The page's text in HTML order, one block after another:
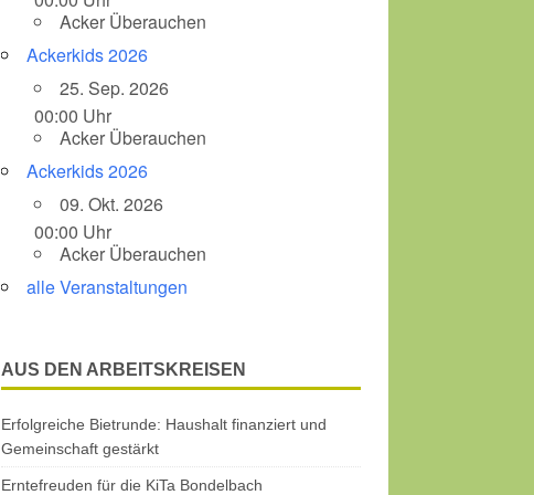
Acker Überauchen
Ackerkids 2026
25. Sep. 2026
00:00 Uhr
Acker Überauchen
Ackerkids 2026
09. Okt. 2026
00:00 Uhr
Acker Überauchen
alle Veranstaltungen
AUS DEN ARBEITSKREISEN
Erfolgreiche Bietrunde: Haushalt finanziert und
Gemeinschaft gestärkt
Erntefreuden für die KiTa Bondelbach